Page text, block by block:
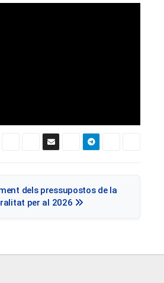
dels pressupostos de la
per al 2026